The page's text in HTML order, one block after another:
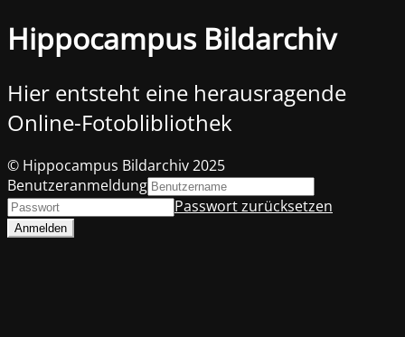
Hippocampus Bildarchiv
Hier entsteht eine herausragende
Online-Fotoblibliothek
© Hippocampus Bildarchiv 2025
Benutzeranmeldung
Passwort zurücksetzen